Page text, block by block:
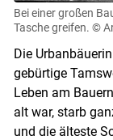
Bei einer großen
Tasche greifen. ©
Die
gebürtige
Leben am
alt war, starb
und die älteste